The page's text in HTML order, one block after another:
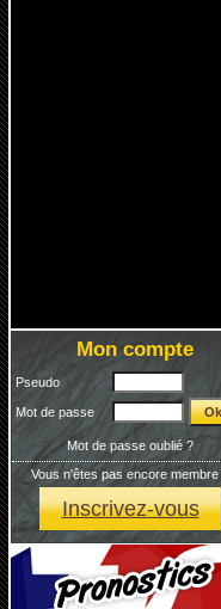
Mon compte
Pseudo
Mot de passe
Mot de passe oublié ?
Vous n'êtes pas encore membre
Inscrivez-vous